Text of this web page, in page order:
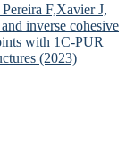
F,Xavier J,
inverse cohesive
with 1C-PUR
(2023)